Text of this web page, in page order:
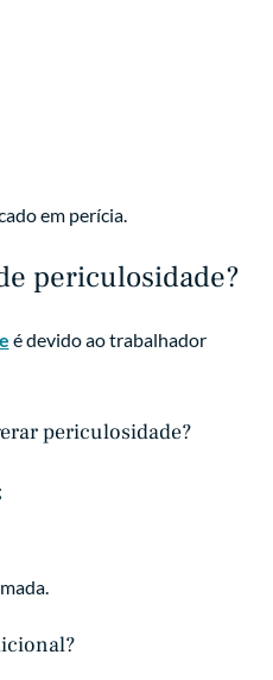
em perícia.
periculosidade?
é devido ao trabalhador
periculosidade?